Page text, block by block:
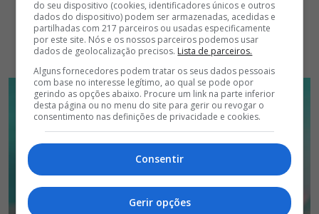
do seu dispositivo (cookies, identificadores únicos e outros
dados do dispositivo) podem ser armazenadas, acedidas e
partilhadas com 217 parceiros ou usadas especificamente
por este site. Nós e os nossos parceiros podemos usar
dados de geolocalização precisos. Lista de parceiros.
Alguns fornecedores podem tratar os seus dados pessoais
com base no interesse legítimo, ao qual se pode opor
gerindo as opções abaixo. Procure um link na parte inferior
desta página ou no menu do site para gerir ou revogar o
consentimento nas definições de privacidade e cookies.
Consentir
Gerir opções